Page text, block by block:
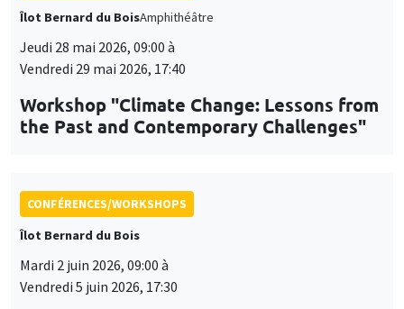
Îlot Bernard du BoisAmphithéâtre
Jeudi 28 mai 2026, 09:00 à
Vendredi 29 mai 2026, 17:40
Workshop "Climate Change: Lessons from
the Past and Contemporary Challenges"
CONFÉRENCES/WORKSHOPS
Îlot Bernard du Bois
Mardi 2 juin 2026, 09:00 à
Vendredi 5 juin 2026, 17:30